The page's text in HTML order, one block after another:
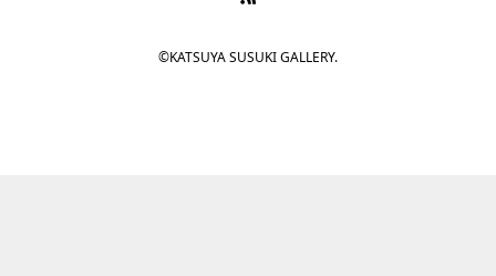
©KATSUYA SUSUKI GALLERY.